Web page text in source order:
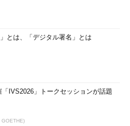
を開く際には
的のファイ
から導き出せるポイントを整理し
」とは、「デジタル署名」とは
「IVS2026」トークセッションが話題
GOETHE)